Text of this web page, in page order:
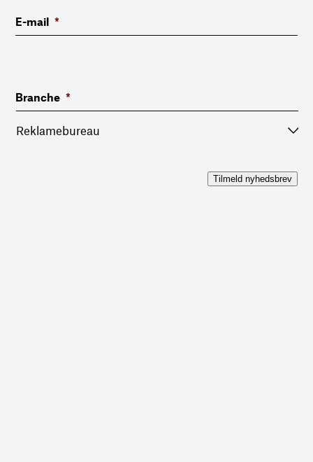
E-mail *
Branche *
Tilmeld nyhedsbrev